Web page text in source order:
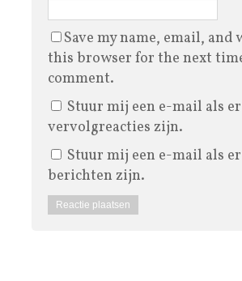
Save my name, email, and
this browser for the next
comment.
Stuur mij een e-mail als er
vervolgreacties zijn.
Stuur mij een e-mail als
berichten zijn.